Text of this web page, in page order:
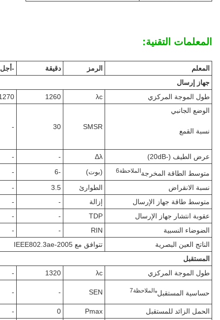
المعلمات التقنية:
المعلم الرمز دقيقة
-
جهاز إرسال
طول الموجة المركزي
λc
1260
الوضع الجانبي
نسبة القمع
SMSR
30
-
عرض الطيف (-20dB) Δλ
-
-
متوسط الطاقة المخرجةالملاحظة6 (بوت) -6
-
نسبة الانقراض
الطوارئ 3.5
-
متوسط طاقة جهاز الإرسال
إزالة -
-
عقوبة انتشار جهاز الإرسال
TDP
-
-
الضوضاء النسبية
RIN
-
-
الناتج العين البصرية
تتوافق مع IEEE802.3ae-2005
المستقبل
طول الموجة المركزي
λc
1320
-
حساسية المستقبل*الملاحظة7
SEN
-
-
الحمل الزائد للمستقبل Pmax
0
-